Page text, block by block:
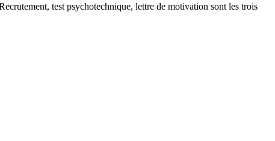
test psychotechnique, lettre de motivation sont les trois